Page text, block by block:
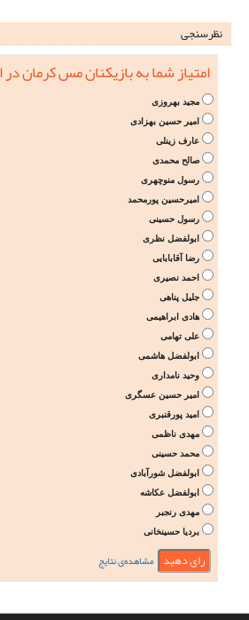
نظرسنجی
امتیاز شما به بازیکنان مس کرمان
مجید بهروزی
امیر حسین بهزادی
عارف زینلی
صالح محمدی
رسول منوچهری
امیرحسین پورمحمد
رسول حسینی
ابولفضل نظری
رضا آقابابایی
احمد نصیری
جلیل پناهی
هادی ابراهیمی
علی تهامی
ابولفضل هاشمی
وحید نامداری
امیر حسین عسگری
امید پورقنبری
مهدی ناظمی
محمد حسینی
ابولفضل شورآبادی
ابولفضل عکاشه
مهدی رنجبر
بردیا حسینخانی
مشاهده‌ی نتایج